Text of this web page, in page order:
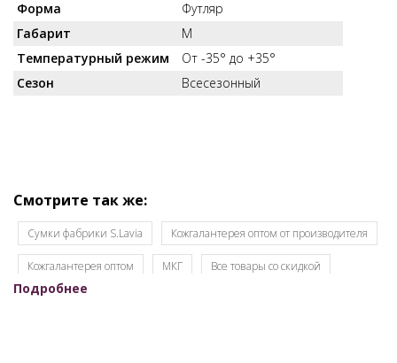
Форма
Футляр
Габарит
M
Температурный режим
От -35° до +35°
Сезон
Всесезонный
Смотрите так же:
Сумки фабрики S.Lavia Кожгалантерея оптом от производителя
Кожгалантерея оптом МКГ Все товары со скидкой
Распродажа
Подробнее